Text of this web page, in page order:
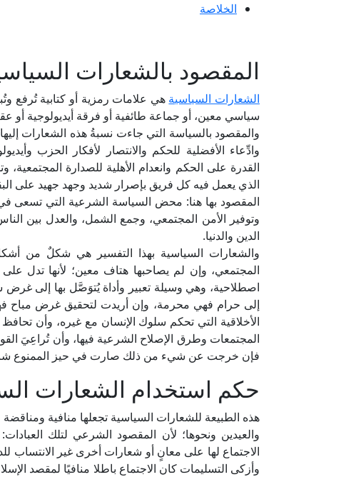
الخلاصة
المقصود بالشعارات
الشعارات السياسية هي علامات رمزية أو كتابية تُرفع
سياسي معين، أو جماعة طائفية أو فرقة أيديولوجية أو
والمقصود بالسياسة التي جاءت نسبةُ هذه الشعارات
وادِّعاء الأفضلية للحكم والانتصار لأفكار الحزب
القدرة على الحكم وانعدام الأهلية للصدارة المجتمعية،
الذي يعمل فيه كل فريق بإصرار شديد وجهد جهيد على
المقصود بها هنا: محض السياسة الشرعية التي تسعى
وتوفير الأمن المجتمعي، وجمع الشمل، والعدل بين
الدين والدنيا.
والشعارات السياسية بهذا التفسير هي شكلٌ من
المجتمعي، وإن لم يصاحبها هتاف معين؛ لأنها تدل
اصطلاحية، وهي وسيلة تعبير وأداة يُتوَصَّل بها إلى غرض
إلى حرام فهي محرمة، وإن أريدت لتحقيق غرض مباح
الأخلاقية التي تحكم سلوك الإنسان مع غيره، وأن
المجتمعات وطرق الإصلاح الشرعية فيها، وأن تُراعِيَ
فإن خرجت عن شيء من ذلك صارت في حيز الممنوع
حكم استخدام الشعارات
هذه الطبيعة للشعارات السياسية تجعلها منافية
والعيدين ونحوها؛ لأن المقصود الشرعي لتلك
الاجتماع لها على معانٍ أو شعارات أخرى غير الانتساب
وأزكى التسليمات كان الاجتماع باطلا منافيًا لمقصد